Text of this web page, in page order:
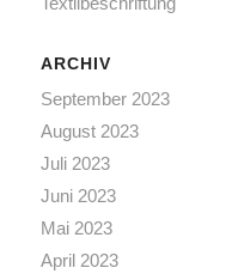
ARCHIV
September 2023
August 2023
Juli 2023
Juni 2023
Mai 2023
April 2023